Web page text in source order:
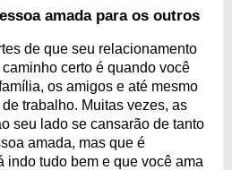
amada para os outros
de que seu relacionamento
certo é quando você
os amigos e até mesmo
trabalho. Muitas vezes, as
seu lado se cansarão de tanto
amada, mas que é
indo tudo bem e que você ama